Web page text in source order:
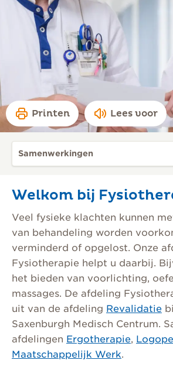
Printen Lees voor
Welkom bij
Veel fysieke klachten kunnen
van behandeling worden
verminderd of opgelost. Onze
Fysiotherapie helpt u daarbij.
het bieden van voorlichting,
massages. De afdeling
uit van de afdeling Revalidatie
Saxenburgh Medisch Centrum.
afdelingen Ergotherapie,
Maatschappelijk Werk.